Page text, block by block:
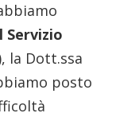
Servizio
la Dott.ssa
posto